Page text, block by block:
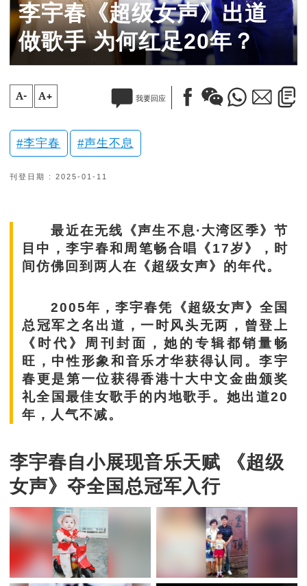
李宇春《超级女声》出道
做歌手 为何红足20年？
A- A+ 我要回应
李宇春 声生不息
刊登日期 : 2025-01-11
最近在无线《声生不息·大湾区季》节
目中，李宇春和周笔畅合唱《17岁》，时
间仿佛回到两人在《超级女声》的年代。
2005年，李宇春凭《超级女声》全国
总冠军之名出道，一时风头无两，曾登上
《时代》周刊封面，她的专辑都销量畅
旺，中性形象和音乐才华获得认同。李宇
春更是第一位获得香港十大中文金曲颁奖
礼全国最佳女歌手的内地歌手。她出道20
年，人气不减。
李宇春自小展现音乐天赋 《超级
女声》夺全国总冠军入行